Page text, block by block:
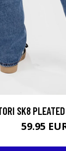
SK8
59.95